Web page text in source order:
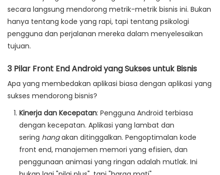
secara langsung mendorong metrik-metrik bisnis ini. Bukan
hanya tentang kode yang rapi, tapi tentang psikologi
pengguna dan perjalanan mereka dalam menyelesaikan
tujuan.
3 Pilar Front End Android yang Sukses untuk Bisnis
Apa yang membedakan aplikasi biasa dengan aplikasi yang
sukses mendorong bisnis?
Kinerja dan Kecepatan: Pengguna Android terbiasa
dengan kecepatan. Aplikasi yang lambat dan
sering hangakan ditinggalkan. Pengoptimalan kode
front end, manajemen memori yang efisien, dan
penggunaan animasi yang ringan adalah mutlak. Ini